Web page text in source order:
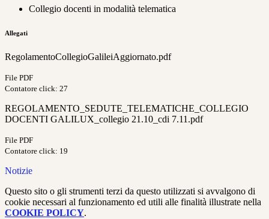
Collegio docenti in modalità telematica
Allegati
RegolamentoCollegioGalileiAggiornato.pdf
File PDF
Contatore click: 27
REGOLAMENTO_SEDUTE_TELEMATICHE_COLLEGIO
DOCENTI GALILUX_collegio 21.10_cdi 7.11.pdf
File PDF
Contatore click: 19
Notizie
Questo sito o gli strumenti terzi da questo utilizzati si avvalgono di
cookie necessari al funzionamento ed utili alle finalità illustrate nella
COOKIE POLICY.